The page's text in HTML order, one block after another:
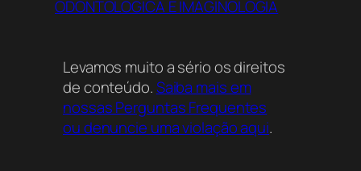
ODONTOLÓGICA E IMAGINOLOGIA
Levamos muito a sério os direitos
de conteúdo.Saiba mais em
nossas Perguntas Frequentes
ou denuncie uma violação aqui.